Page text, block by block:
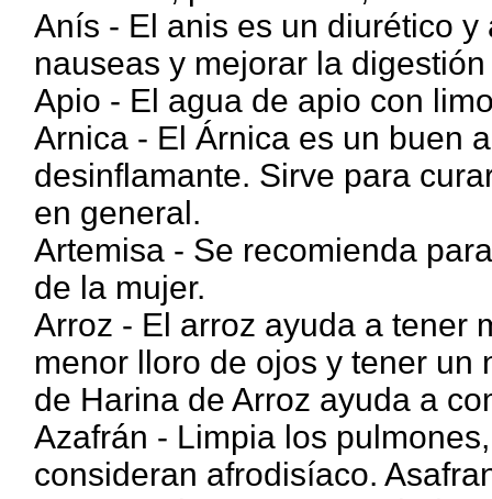
Anís - El anis es un diurético
nauseas y mejorar la
Apio - El agua de apio con
Arnica - El Árnica es un buen
desinflamante. Sirve para
en general.
Artemisa - Se recomienda
de la mujer.
Arroz - El arroz ayuda a tener
menor lloro de ojos y tener un
de Harina de Arroz ayuda a
Azafrán - Limpia los
consideran afrodisíaco.